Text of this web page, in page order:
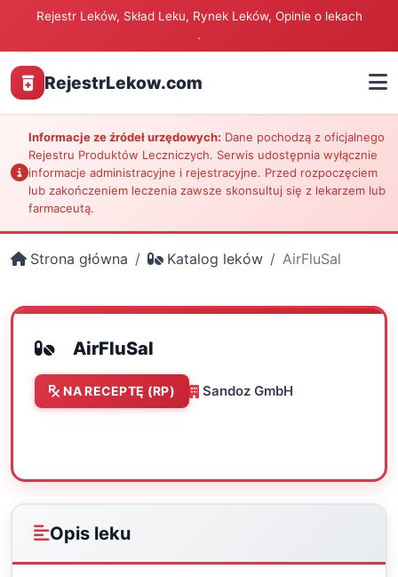
Rejestr Leków, Skład Leku, Rynek Leków, Opinie o lekach
.
RejestrLekow.com
Informacje ze źródeł urzędowych: Dane pochodzą z oficjalnego
Rejestru Produktów Leczniczych. Serwis udostępnia wyłącznie
informacje administracyjne i rejestracyjne. Przed rozpoczęciem
lub zakończeniem leczenia zawsze skonsultuj się z lekarzem lub
farmaceutą.
Strona główna Katalog leków AirFluSal
AirFluSal
NA RECEPTĘ (RP) Sandoz GmbH
Opis leku